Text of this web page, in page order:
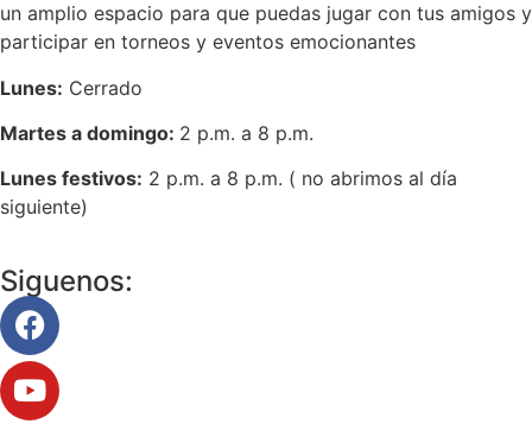
un amplio espacio para que puedas jugar con tus amigos y
participar en torneos y eventos emocionantes
Lunes: Cerrado
Martes a domingo: 2 p.m. a 8 p.m.
Lunes festivos: 2 p.m. a 8 p.m. ( no abrimos al día
siguiente)
Siguenos: